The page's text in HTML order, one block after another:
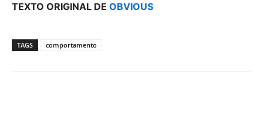
TEXTO ORIGINAL DE OBVIOUS
TAGS comportamento